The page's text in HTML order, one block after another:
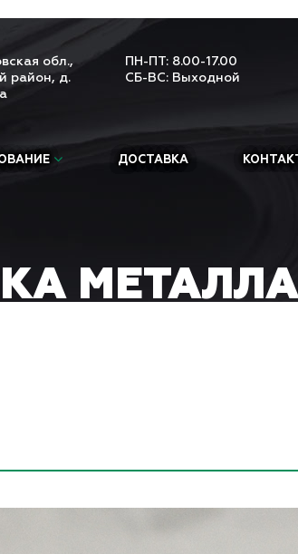
обл.,
район, д.
ПН-ПТ: 8.00-17.00
СБ-ВС: Выходной
ДОСТАВКА